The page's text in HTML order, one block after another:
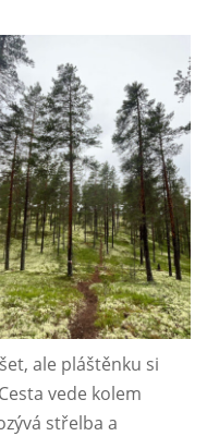
ale pláštěnku si
vede kolem
střelba a